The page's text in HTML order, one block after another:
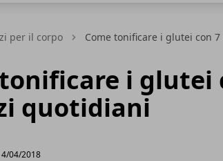
per il corpo Come tonificare i glutei con
i glutei
quotidiani
04/2018